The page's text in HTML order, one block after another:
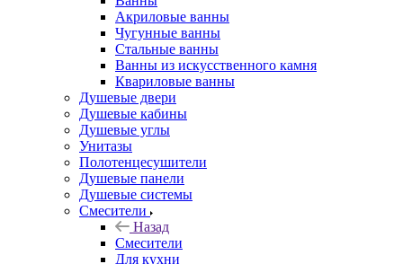
Акриловые ванны
Чугунные ванны
Стальные ванны
Ванны из искусственного камня
Квариловые ванны
Душевые двери
Душевые кабины
Душевые углы
Унитазы
Полотенцесушители
Душевые панели
Душевые системы
Смесители
Назад
Смесители
Для кухни